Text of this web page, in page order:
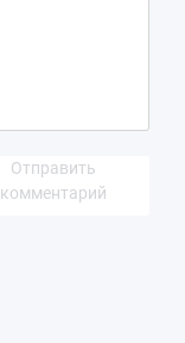
Отправить
комментарий